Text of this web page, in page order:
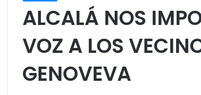
ALCALÁ NOS
VOZ A LOS
GENOVEVA